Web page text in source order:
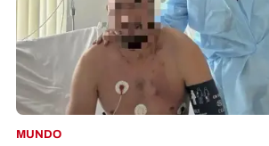
MUNDO